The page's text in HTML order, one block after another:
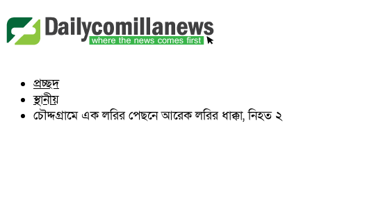
ব্রাহ্মণপাড়া
লাকসাম
লালমাই
প্রচ্ছদ
স্থানীয়
চৌদ্দগ্রামে এক লরির পেছনে আরেক লরির ধাক্কা, নিহত ২